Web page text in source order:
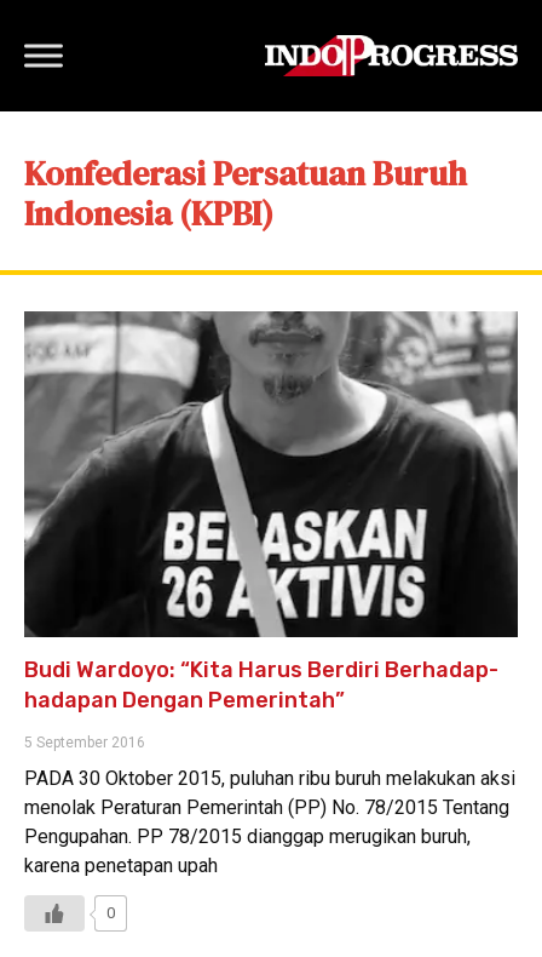
Konfederasi Persatuan Buruh
Indonesia (KPBI)
Budi Wardoyo: “Kita Harus Berdiri Berhadap-
hadapan Dengan Pemerintah”
5 September 2016
PADA 30 Oktober 2015, puluhan ribu buruh melakukan aksi
menolak Peraturan Pemerintah (PP) No. 78/2015 Tentang
Pengupahan. PP 78/2015 dianggap merugikan buruh,
karena penetapan upah
0